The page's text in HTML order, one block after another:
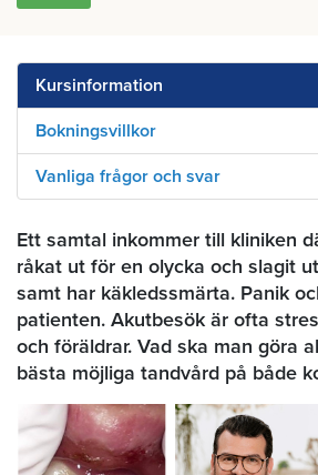
Kursinformation
Bokningsvillkor
Vanliga frågor och svar
Ett samtal inkommer till kliniken
råkat ut för en olycka och slagit
samt har käkledssmärta. Panik
patienten. Akutbesök är ofta
och föräldrar. Vad ska man göra
bästa möjliga tandvård på både